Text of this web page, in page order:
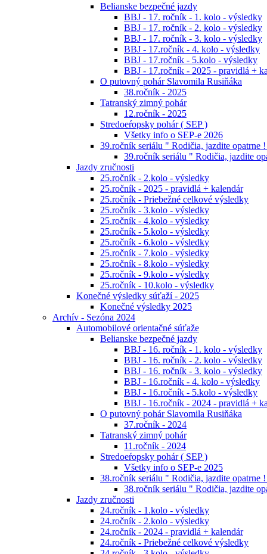
Belianske bezpečné jazdy
BBJ - 17. ročník - 1. kolo - výsledky
BBJ - 17. ročník - 2. kolo - výsledky
BBJ - 17. ročník - 3. kolo - výsledky
BBJ - 17.ročník - 4. kolo - výsledky
BBJ - 17.ročník - 5.kolo - výsledky
BBJ - 17.ročník - 2025 - pravidlá +
O putovný pohár Slavomila Rusiňáka
38.ročník - 2025
Tatranský zimný pohár
12.ročník - 2025
Stredoeŕopsky pohár ( SEP )
Všetky info o SEP-e 2026
39.ročník seriálu " Rodičia, jazdite opatrne
39.ročník seriálu " Rodičia, jazdite
Jazdy zručnosti
25.ročník - 2.kolo - výsledky
25.ročník - 2025 - pravidlá + kalendár
25.ročník - Priebežné celkové výsledky
25.ročník - 3.kolo - výsledky
25.ročník - 4.kolo - výsledky
25.ročník - 5.kolo - výsledky
25.ročník - 6.kolo - výsledky
25.ročník - 7.kolo - výsledky
25.ročník - 8.kolo - výsledky
25.ročník - 9.kolo - výsledky
25.ročník - 10.kolo - výsledky
Konečné výsledky súťaží - 2025
Konečné výsledky 2025
Archív - Sezóna 2024
Automobilové orientačné súťaže
Belianske bezpečné jazdy
BBJ - 16. ročník - 1. kolo - výsledky
BBJ - 16. ročník - 2. kolo - výsledky
BBJ - 16. ročník - 3. kolo - výsledky
BBJ - 16.ročník - 4. kolo - výsledky
BBJ - 16.ročník - 5.kolo - výsledky
BBJ - 16.ročník - 2024 - pravidlá +
O putovný pohár Slavomila Rusiňáka
37.ročník - 2024
Tatranský zimný pohár
11.ročník - 2024
Stredoeŕopsky pohár ( SEP )
Všetky info o SEP-e 2025
38.ročník seriálu " Rodičia, jazdite opatrne
38.ročník seriálu " Rodičia, jazdite
Jazdy zručnosti
24.ročník - 1.kolo - výsledky
24.ročník - 2.kolo - výsledky
24.ročník - 2024 - pravidlá + kalendár
24.ročník - Priebežné celkové výsledky